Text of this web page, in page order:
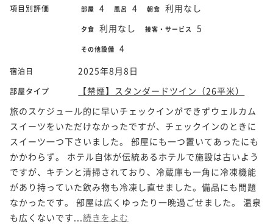
項目別評価 部屋 4 風呂 4 朝食 利用なし
夕食 利用なし 接客・サービス 5
その他設備 4
宿泊日 2025年8月8日
部屋タイプ
【禁煙】スタンダードツイン（26平米）
旅のスケジュール的に早いチェックインができずウェルカム
スイーツをいただけなかったですが、チェックインのときに
スイーツ一つ下さいました。 部屋にも一つ置いてあったにも
かかわらず。 ホテル自体が伝統あるホテルで施設は古いよう
ですが、キチンと清掃されており、冷蔵庫も一角に冷凍機能
があり持っていた飲み物も冷凍し直せました。備品にも問題
なかったです。 部屋は広くゆったり一晩過ごせました。 温泉
も広くないです... 続きをよむ